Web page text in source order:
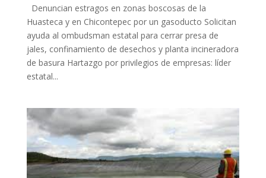
Denuncian estragos en zonas boscosas de la
Huasteca y en Chicontepec por un gasoducto Solicitan
ayuda al ombudsman estatal para cerrar presa de
jales, confinamiento de desechos y planta incineradora
de basura Hartazgo por privilegios de empresas: líder
estatal...